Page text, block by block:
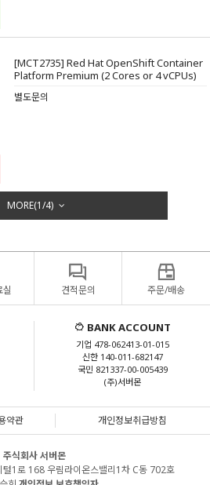
[MCT2735] Red Hat OpenShift Container
Platform Premium (2 Cores or 4 vCPUs)
별도문의
MORE(1/4)
견적문의 주문/배송
BANK ACCOUNT
기업 478-062413-01-015
신한 140-011-682147
국민 821337-00-005439
(주)서버몬
약관 개인정보취급방침
주식회사 서버몬
털1로 168 우림라이온스밸리1차 C동 702호